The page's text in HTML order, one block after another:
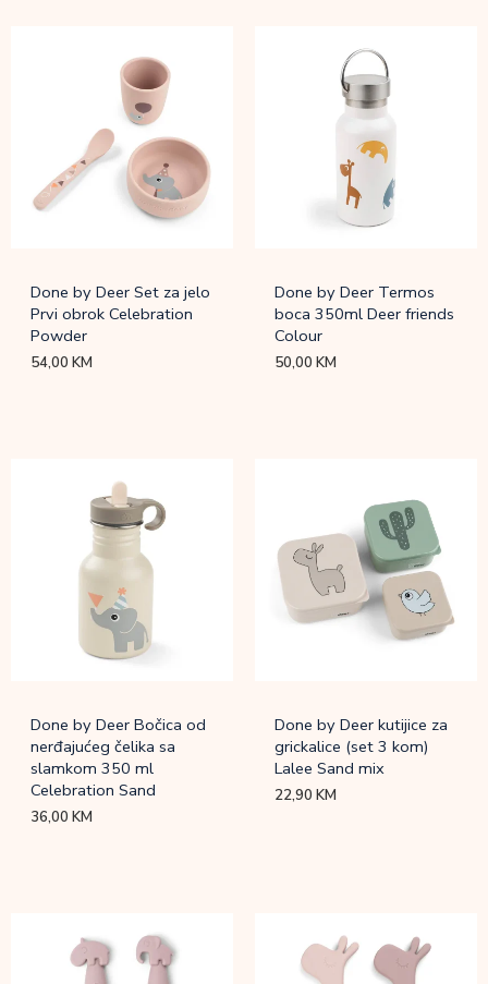
Done by Deer Set za jelo
Prvi obrok Celebration
Powder
54,00KM
Done by Deer Termos
boca 350ml Deer friends
Colour
50,00KM
Done by Deer Bočica od
nerđajućeg čelika sa
slamkom 350 ml
Celebration Sand
36,00KM
Done by Deer kutijice za
grickalice (set 3 kom)
Lalee Sand mix
22,90KM